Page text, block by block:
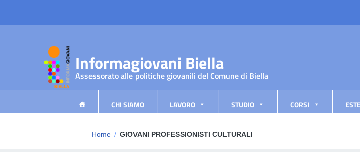
Vai al footer
Informagiovani Biella
Assessorato alle politiche giovanili del Comune di Biella
CHI SIAMO LAVORO STUDIO CORSI
Home / GIOVANI PROFESSIONISTI CULTURALI